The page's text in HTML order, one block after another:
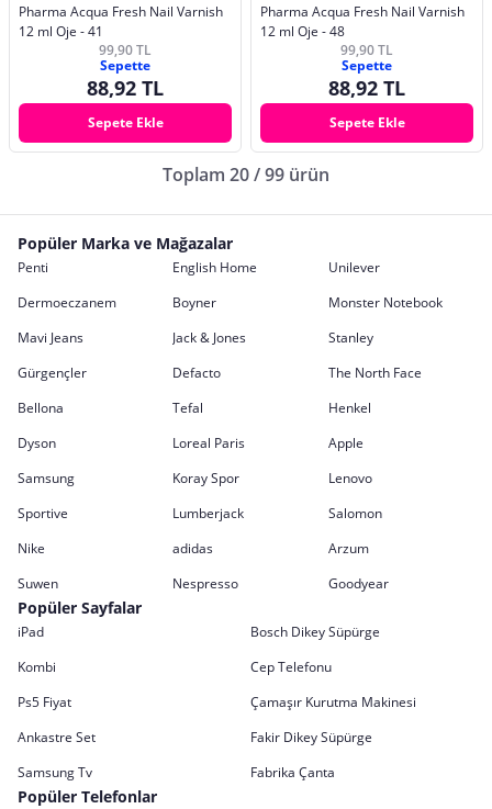
Pharma Acqua Fresh Nail Varnish
12 ml Oje - 41
99,90 TL
Sepette
88,92 TL
Sepete Ekle
Pharma Acqua Fresh Nail Varnish
12 ml Oje - 48
99,90 TL
Sepette
88,92 TL
Sepete Ekle
Toplam 20 / 99 ürün
Popüler Marka ve Mağazalar
Penti English Home
Unilever
Dermoeczanem
Boyner
Monster Notebook
Mavi Jeans
Jack & Jones
Stanley
Gürgençler
Defacto
The North Face
Bellona
Tefal
Henkel
Dyson
Loreal Paris
Apple
Samsung
Koray Spor
Lenovo
Sportive
Lumberjack
Salomon
Nike
adidas
Arzum
Suwen
Nespresso Goodyear
Popüler Sayfalar
iPad
Bosch Dikey Süpürge
Kombi
Cep Telefonu
Ps5 Fiyat
Çamaşır Kurutma Makinesi
Ankastre Set
Fakir Dikey Süpürge
Samsung Tv
Fabrika Çanta
Popüler Telefonlar